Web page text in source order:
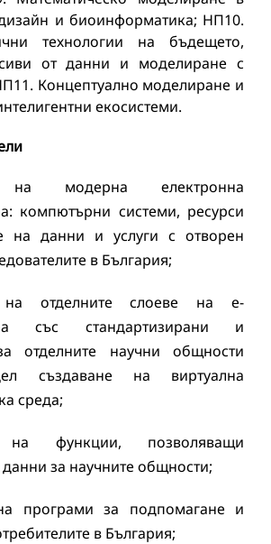
и биоинформатика; НП10.
технологии на бъдещето,
от данни и моделиране с
Концептуално моделиране и
екосистеми.
на модерна електронна
компютърни системи, ресурси
на данни и услуги с отворен
в България;
на отделните слоеве на е-
със стандартизирани и
отделните научни общности
създаване на виртуална
среда;
на функции, позволяващи
за научните общности;
програми за подпомагане и
в България;